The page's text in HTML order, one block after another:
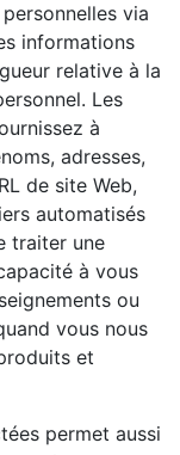
via
informations
relative à la
Les
à
adresses,
de site Web,
automatisés
traiter une
à vous
ou
vous nous
et
permet aussi